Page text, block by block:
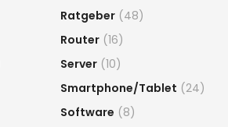
Ratgeber (48)
Router (16)
Server (10)
Smartphone/Tablet (24)
Software (8)